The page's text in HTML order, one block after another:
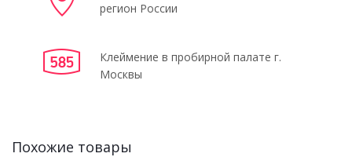
регион России
Клеймение в пробирной палате г.
Москвы
Похожие товары